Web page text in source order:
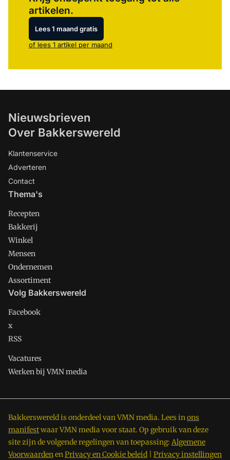
artikelen.
Lees 1 maand gratis
of lees 1 artikel per maand
Nieuwsbrieven
Over Bakkerswereld
Klantenservice
Adverteren
Contact
Thema's
Recepten
Bakkerij
Winkel
Mensen
Ondernemen
Assortiment
Volg Bakkerswereld
Facebook
x
RSS
Vacatures
Werken bij VMN media
Bakkerswereld is onderdeel van VMN media. Lees inons
manifestwaar VMN media voor staat. Op gebruik van deze
site zijn de volgende regelingen van toepassing: Algemene
VoorwaardenenPrivacy en Cookie beleid Privacy instellingen